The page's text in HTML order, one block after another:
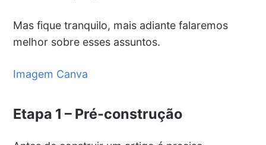
Mas fique tranquilo, mais adiante falaremos
melhor sobre esses assuntos.
Imagem Canva
Etapa 1 – Pré-construção